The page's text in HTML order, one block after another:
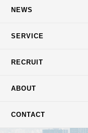
NEWS
SERVICE
RECRUIT
ABOUT
CONTACT